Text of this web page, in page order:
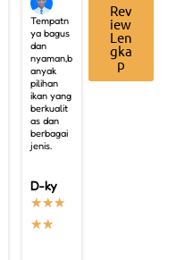
Tempatn
ya bagus
dan
nyaman,b
anyak
pilihan
ikan yang
berkualit
as dan
berbagai
jenis.
D-ky
★★★
★★
Rev
iew
Len
gka
p